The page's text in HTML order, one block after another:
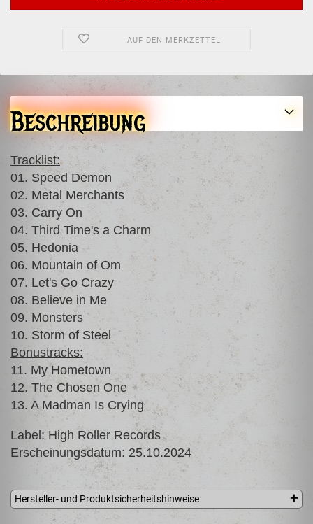
AUF DEN MERKZETTEL
Beschreibung
Tracklist:
01. Speed Demon
02. Metal Merchants
03. Carry On
04. Third Time's a Charm
05. Hedonia
06. Mountain of Om
07. Let's Go Crazy
08. Believe in Me
09. Monsters
10. Storm of Steel
Bonustracks:
11. My Hometown
12. The Chosen One
13. A Madman Is Crying
Label: High Roller Records
Erscheinungsdatum: 25.10.2024
Hersteller- und Produktsicherheitshinweise
HIGH ROLLER RECORDS